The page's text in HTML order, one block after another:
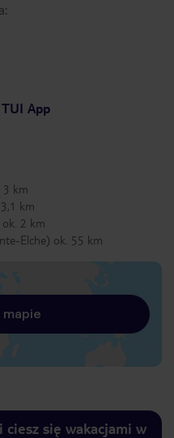
App
3 km
km
ok. 2 km
Elche) ok. 55 km
mapie
ciesz się wakacjami w